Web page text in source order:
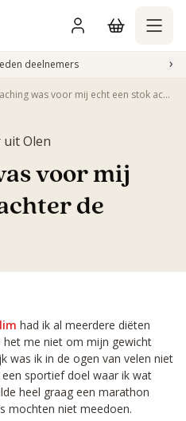
deelnemers ›
De coaching was voor mij echt een stok achter de deur!*
Olen
voor mij
de
had ik al meerdere diëten
het me niet om mijn gewicht
was ik in de ogen van velen niet
sportief doel waar ik wat
heel graag een marathon
mochten niet meedoen.